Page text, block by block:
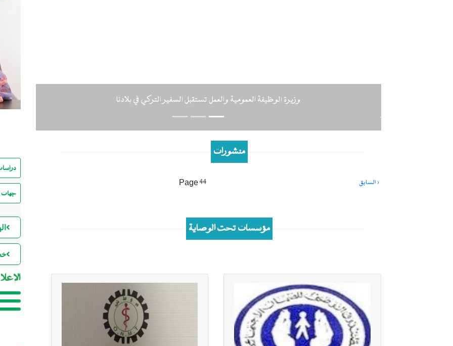
وزيرة الوظيفة العمومية والعمل تستقبل السفير التركي في بلادنا
.
منشورات
Pagination
Previous
‹ السابق Page 44
مؤسسات تحت الوصاية
جهات
إعلان
لصالح